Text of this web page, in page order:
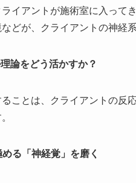
イアントが施術室に入って
どが、クライアントの神経
論をどう活かすか？
ことは、クライアントの反
る「神経覚」を磨く